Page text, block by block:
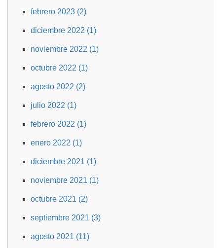
febrero 2023 (2)
diciembre 2022 (1)
noviembre 2022 (1)
octubre 2022 (1)
agosto 2022 (2)
julio 2022 (1)
febrero 2022 (1)
enero 2022 (1)
diciembre 2021 (1)
noviembre 2021 (1)
octubre 2021 (2)
septiembre 2021 (3)
agosto 2021 (11)